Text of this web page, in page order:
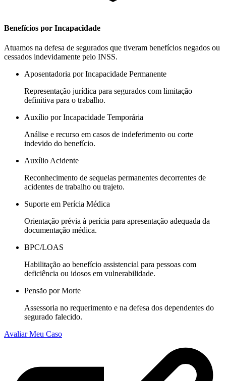
Benefícios por Incapacidade
Atuamos na defesa de segurados que tiveram benefícios negados ou
cessados indevidamente pelo INSS.
Aposentadoria por Incapacidade Permanente
Representação jurídica para segurados com limitação
definitiva para o trabalho.
Auxílio por Incapacidade Temporária
Análise e recurso em casos de indeferimento ou corte
indevido do benefício.
Auxílio Acidente
Reconhecimento de sequelas permanentes decorrentes de
acidentes de trabalho ou trajeto.
Suporte em Perícia Médica
Orientação prévia à perícia para apresentação adequada da
documentação médica.
BPC/LOAS
Habilitação ao benefício assistencial para pessoas com
deficiência ou idosos em vulnerabilidade.
Pensão por Morte
Assessoria no requerimento e na defesa dos dependentes do
segurado falecido.
Avaliar Meu Caso